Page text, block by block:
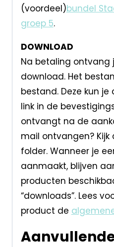
(voordeel)bundel
groep 5.
DOWNLOAD
Na betaling ontvang
download. Het
bestand. Deze kun
link in de
ontvangt na de
mail ontvangen?
folder. Wanneer je
aanmaakt, blijven
producten
“downloads”. Lees
product de